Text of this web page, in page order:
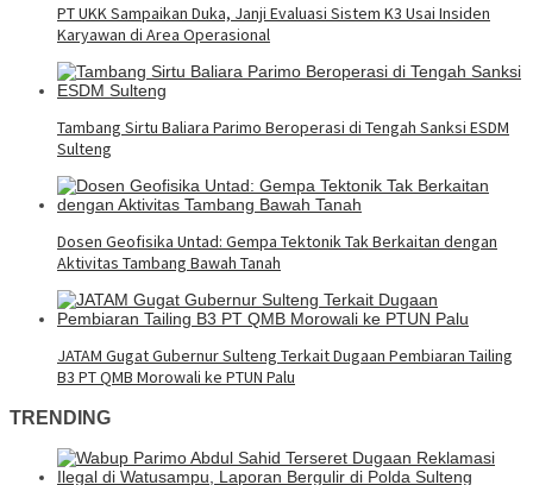
PT UKK Sampaikan Duka, Janji Evaluasi Sistem K3 Usai Insiden
Karyawan di Area Operasional
Tambang Sirtu Baliara Parimo Beroperasi di Tengah Sanksi ESDM
Sulteng
Dosen Geofisika Untad: Gempa Tektonik Tak Berkaitan dengan
Aktivitas Tambang Bawah Tanah
JATAM Gugat Gubernur Sulteng Terkait Dugaan Pembiaran Tailing
B3 PT QMB Morowali ke PTUN Palu
TRENDING